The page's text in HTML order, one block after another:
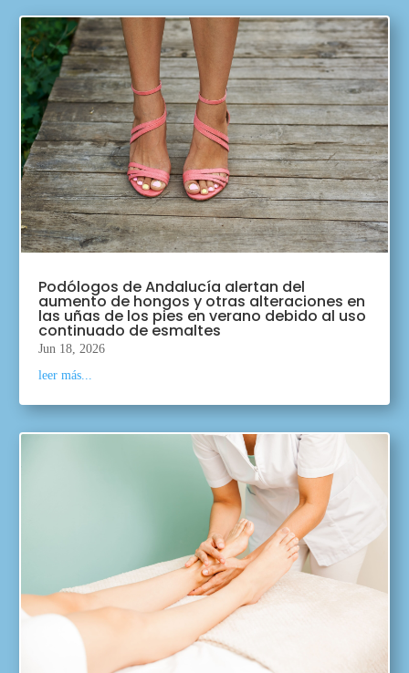
Podólogos de Andalucía alertan del
aumento de hongos y otras alteraciones en
las uñas de los pies en verano debido al uso
continuado de esmaltes
Jun 18, 2026
leer más...